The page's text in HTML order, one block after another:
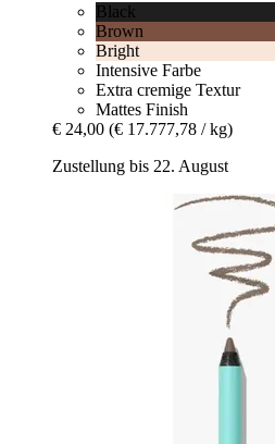
Black
Brown
Bright
Intensive Farbe
Extra cremige Textur
Mattes Finish
€ 24,00 (€ 17.777,78 / kg)
Zustellung bis 22. August